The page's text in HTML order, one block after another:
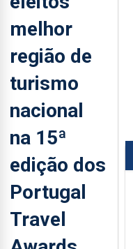
melhor
região de
turismo
nacional
na 15ª
edição dos
Portugal
Travel